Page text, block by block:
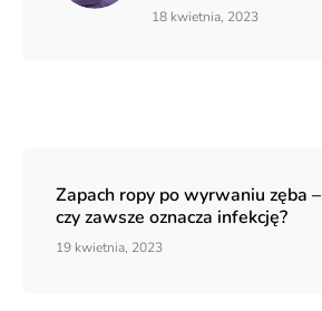
18 kwietnia, 2023
Zapach ropy po wyrwaniu zęba –
czy zawsze oznacza infekcję?
19 kwietnia, 2023